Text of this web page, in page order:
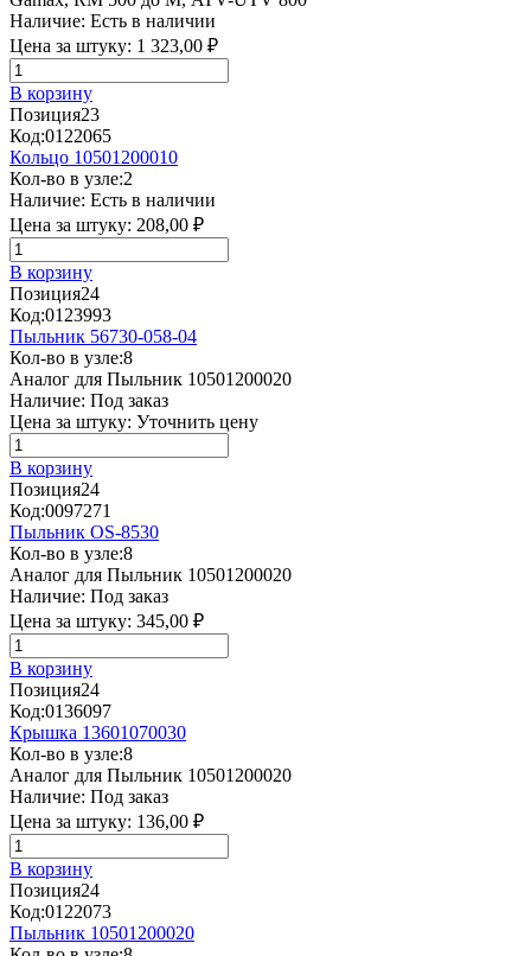
Наличие: Есть в наличии
Цена за штуку: 1 323,00 ₽
В корзину
Позиция23
Код:0122065
Кольцо 10501200010
Кол-во в узле:2
Наличие: Есть в наличии
Цена за штуку: 208,00 ₽
В корзину
Позиция24
Код:0123993
Пыльник 56730-058-04
Кол-во в узле:8
Аналог для Пыльник 10501200020
Наличие: Под заказ
Цена за штуку: Уточнить цену
В корзину
Позиция24
Код:0097271
Пыльник OS-8530
Кол-во в узле:8
Аналог для Пыльник 10501200020
Наличие: Под заказ
Цена за штуку: 345,00 ₽
В корзину
Позиция24
Код:0136097
Крышка 13601070030
Кол-во в узле:8
Аналог для Пыльник 10501200020
Наличие: Под заказ
Цена за штуку: 136,00 ₽
В корзину
Позиция24
Код:0122073
Пыльник 10501200020